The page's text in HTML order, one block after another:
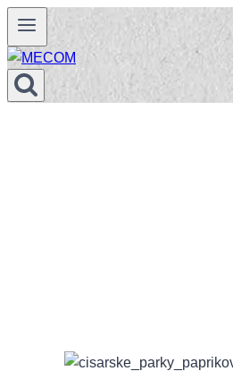
Prejsť
obsah